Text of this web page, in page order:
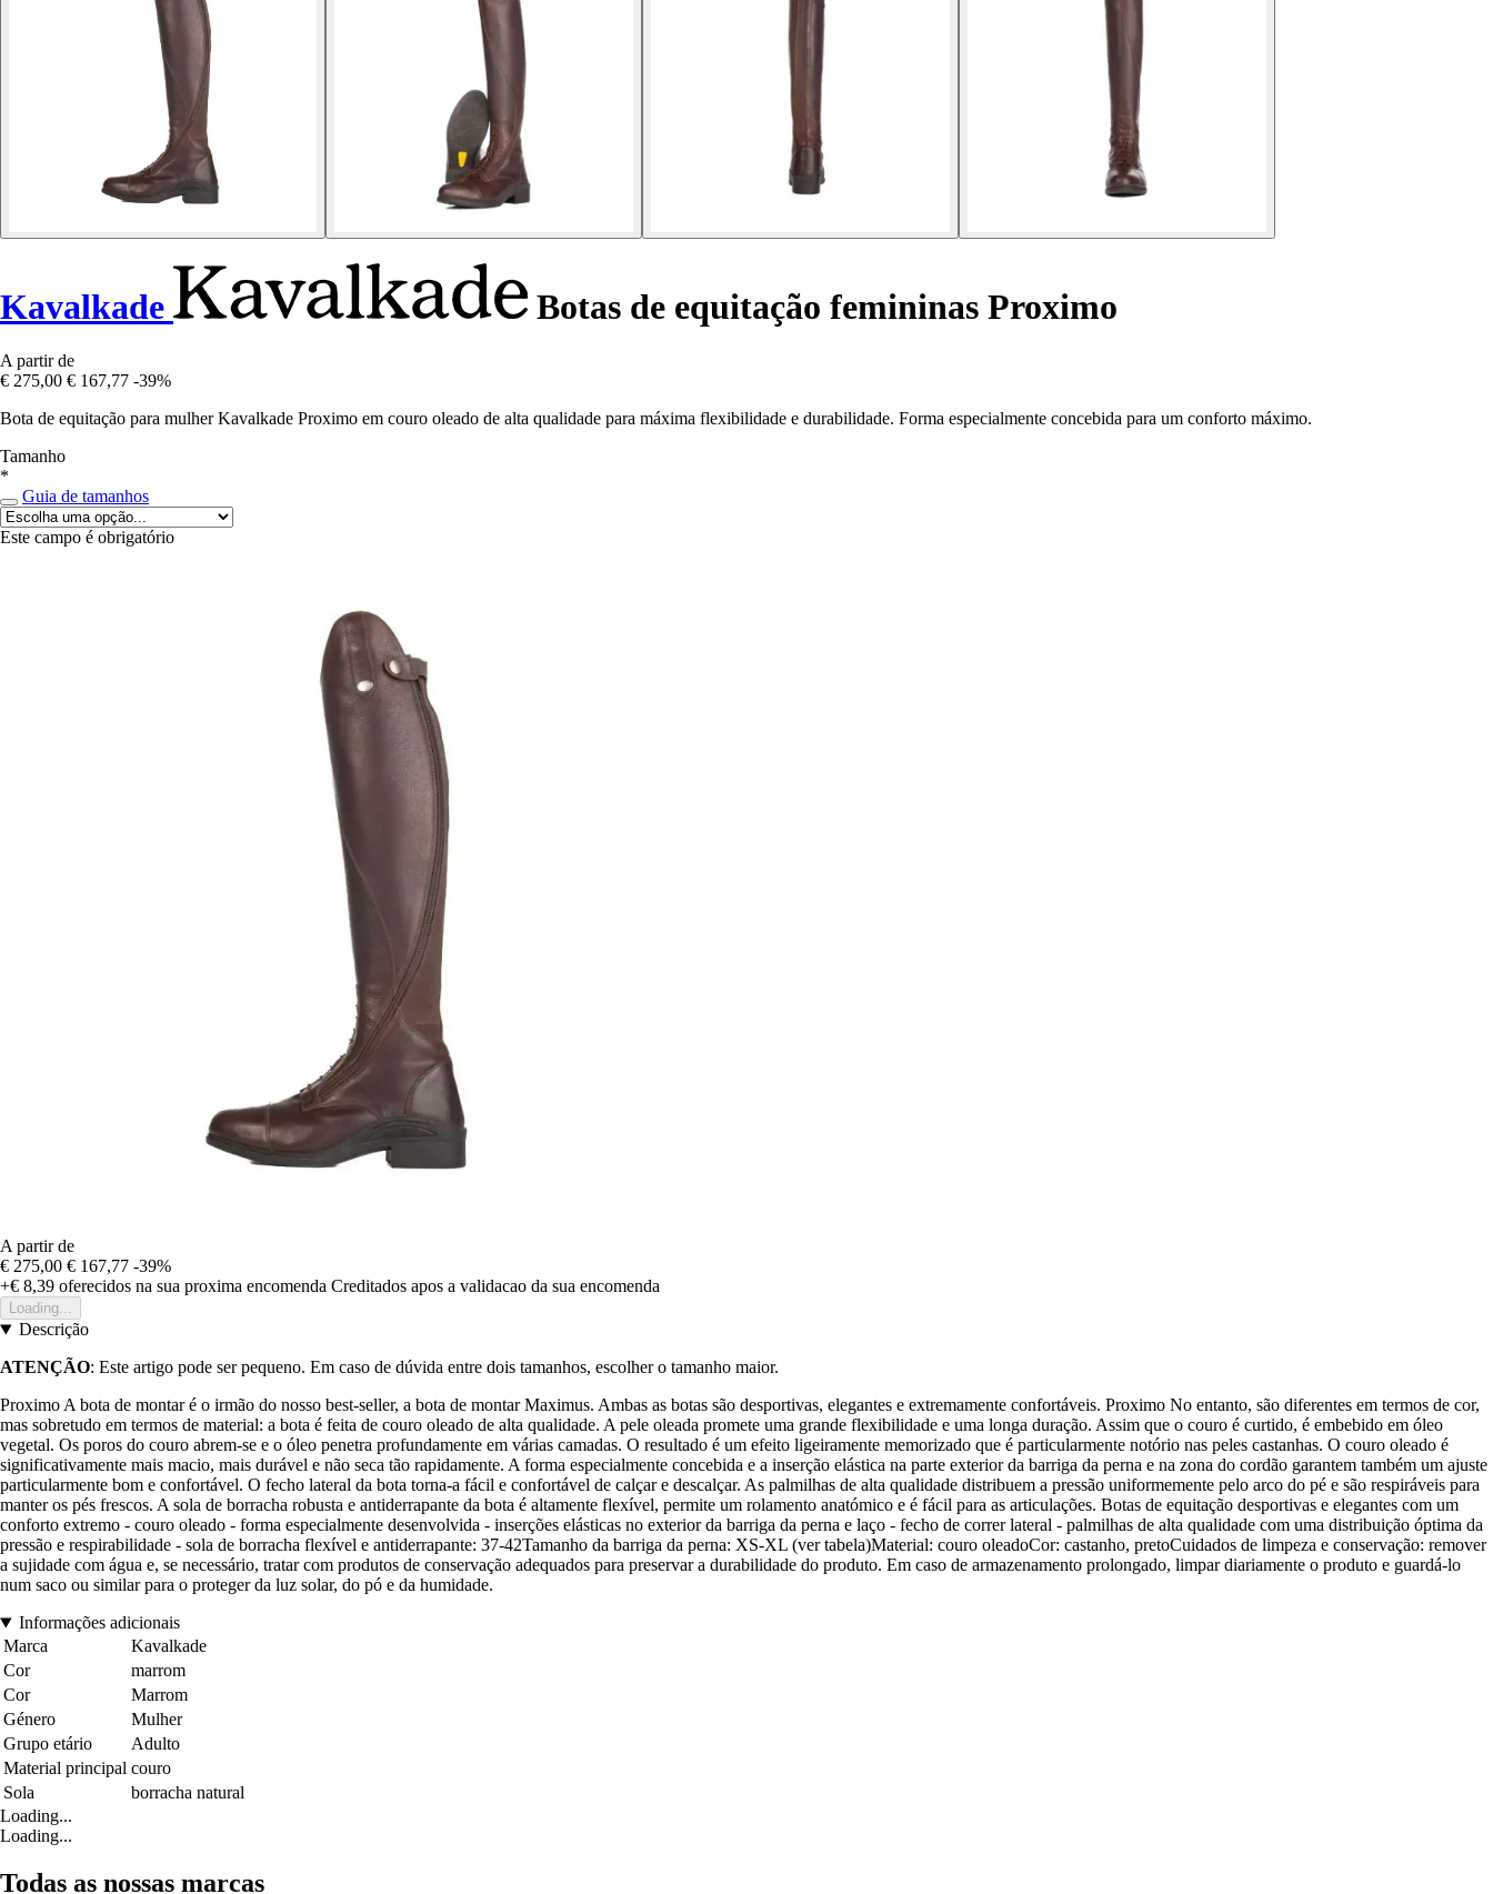
Kavalkade Botas de equitação femininas Proximo
A partir de
€ 275,00 € 167,77 -39%
Bota de equitação para mulher Kavalkade Proximo em couro oleado de alta qualidade para máxima flexibilidade e durabilidade. Forma especialmente concebida para um conforto máximo.
Tamanho
*
Guia de tamanhos
Este campo é obrigatório
A partir de
€ 275,00 € 167,77 -39%
+€ 8,39 oferecidos na sua proxima encomenda Creditados apos a validacao da sua encomenda
Loading...
Descrição
ATENÇÃO: Este artigo pode ser pequeno. Em caso de dúvida entre dois tamanhos, escolher o tamanho maior.
Proximo A bota de montar é o irmão do nosso best-seller, a bota de montar Maximus. Ambas as botas são desportivas, elegantes e extremamente confortáveis. Proximo No entanto, são diferentes em termos de cor,
mas sobretudo em termos de material: a bota é feita de couro oleado de alta qualidade. A pele oleada promete uma grande flexibilidade e uma longa duração. Assim que o couro é curtido, é embebido em óleo
vegetal. Os poros do couro abrem-se e o óleo penetra profundamente em várias camadas. O resultado é um efeito ligeiramente memorizado que é particularmente notório nas peles castanhas. O couro oleado é
significativamente mais macio, mais durável e não seca tão rapidamente. A forma especialmente concebida e a inserção elástica na parte exterior da barriga da perna e na zona do cordão garantem também um ajuste
particularmente bom e confortável. O fecho lateral da bota torna-a fácil e confortável de calçar e descalçar. As palmilhas de alta qualidade distribuem a pressão uniformemente pelo arco do pé e são respiráveis para
manter os pés frescos. A sola de borracha robusta e antiderrapante da bota é altamente flexível, permite um rolamento anatómico e é fácil para as articulações. Botas de equitação desportivas e elegantes com um
conforto extremo - couro oleado - forma especialmente desenvolvida - inserções elásticas no exterior da barriga da perna e laço - fecho de correr lateral - palmilhas de alta qualidade com uma distribuição óptima da
pressão e respirabilidade - sola de borracha flexível e antiderrapante: 37-42Tamanho da barriga da perna: XS-XL (ver tabela)Material: couro oleadoCor: castanho, pretoCuidados de limpeza e conservação: remover
a sujidade com água e, se necessário, tratar com produtos de conservação adequados para preservar a durabilidade do produto. Em caso de armazenamento prolongado, limpar diariamente o produto e guardá-lo
num saco ou similar para o proteger da luz solar, do pó e da humidade.
Informações adicionais
Marca
Kavalkade
Cor
marrom
Cor
Marrom
Género
Mulher
Grupo etário
Adulto
Material principal couro
Sola
borracha natural
Loading...
Loading...
Todas as nossas marcas